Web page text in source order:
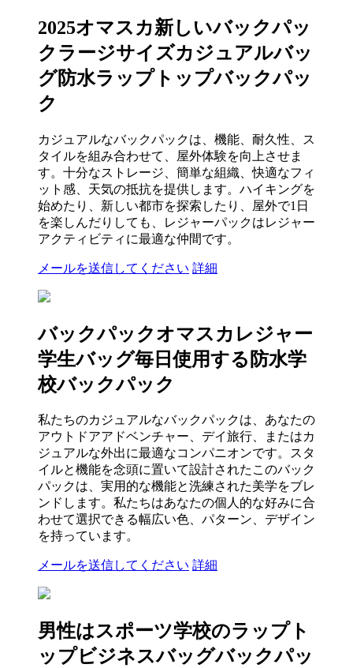
2025オマスカ新しいバックパッ
クラージサイズカジュアルバッ
グ防水ラップトップバックパッ
ク
カジュアルなバックパックは、機能、耐久性、ス
タイルを組み合わせて、屋外体験を向上させま
す。十分なストレージ、簡単な組織、快適なフィ
ット感、天気の抵抗を提供します。ハイキングを
始めたり、新しい都市を探索したり、屋外で1日
を楽しんだりしても、レジャーパックはレジャー
アクティビティに最適な仲間です。
メールを送信してください 詳細
バックパックオマスカレジャー
学生バッグ毎日使用する防水学
校バックパック
私たちのカジュアルなバックパックは、あなたの
アウトドアアドベンチャー、デイ旅行、またはカ
ジュアルな外出に最適なコンパニオンです。スタ
イルと機能を念頭に置いて設計されたこのバック
パックは、実用的な機能と洗練された美学をブレ
ンドします。私たちはあなたの個人的な好みに合
わせて選択できる幅広い色、パターン、デザイン
を持っています。
メールを送信してください 詳細
男性はスポーツ学校のラップト
ップビジネスバッグバックパッ